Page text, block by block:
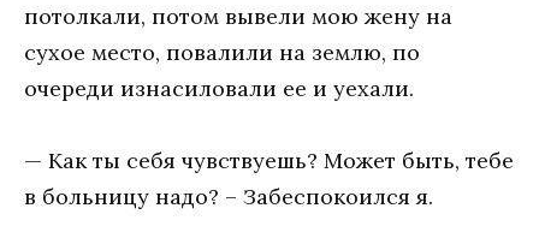
потолкали, потом вывели мою жену на
сухое место, повалили на землю, по
очереди изнасиловали ее и уехали.
— Как ты себя чувствуешь? Может быть, тебе
в больницу надо? – Забеспокоился я.